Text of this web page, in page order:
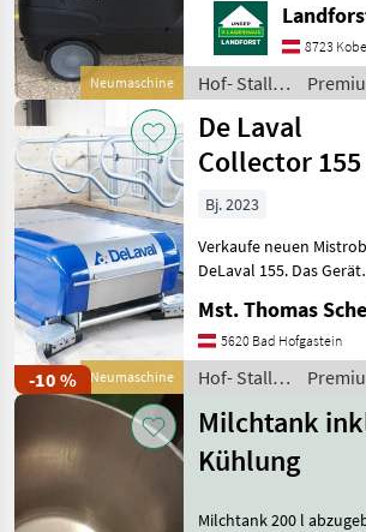
Neumaschine
Schlauch Strahlrohr
1050mm Powerdüse Um
Ihnen unnötige
oder Wegstrecken
8723
Hof- Stall-
und
Weidetechnik
/ Kärcher
-10 % Neumaschine
De Laval
Collector 155
Bj. 2023
Verkaufe neuen
DeLaval 155. Das Gerät
leider nicht eingebaut
wegen
Planungsänderungen.
Produktgarantie kann
aktiviert we
Mst. Thomas
5620 Bad Hofgastein
Hof- Stall-
Weidetechnik
/ De Laval
Milchtank
Kühlung
Milchtank 200 l